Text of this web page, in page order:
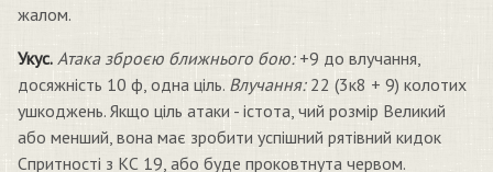
жалом.
Укус. Атака зброєю ближнього бою:+9 до влучання,
досяжність 10 ф, одна ціль. Влучання:22 (3к8 + 9) колотих
ушкоджень. Якщо ціль атаки - істота, чий розмір Великий
або менший, вона має зробити успішний рятівний кидок
Спритності з КС 19, або буде проковтнута червом.